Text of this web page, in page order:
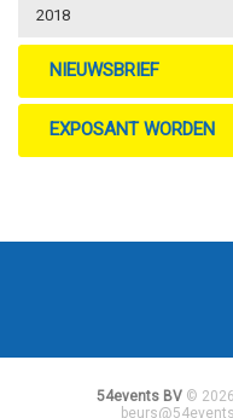
2018
NIEUWSBRIEF
EXPOSANT WORDEN
54events BV ©